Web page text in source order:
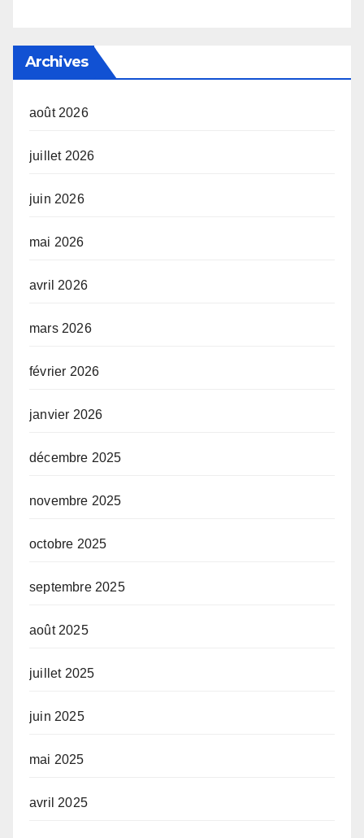
Archives
août 2026
juillet 2026
juin 2026
mai 2026
avril 2026
mars 2026
février 2026
janvier 2026
décembre 2025
novembre 2025
octobre 2025
septembre 2025
août 2025
juillet 2025
juin 2025
mai 2025
avril 2025